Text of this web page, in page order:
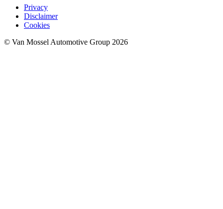
Privacy
Disclaimer
Cookies
© Van Mossel Automotive Group 2026